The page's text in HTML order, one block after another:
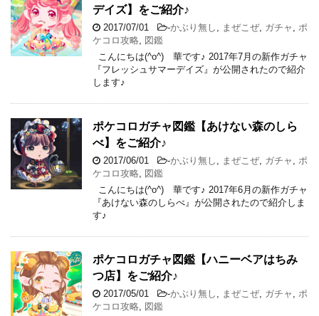
デイズ】をご紹介♪
2017/07/01 -かぶり無し まぜこぜ, ガチャ
ポ
ケコロ攻略
図鑑
こんにちは(^o^) 華です♪ 2017年7月の新作ガチャ
『フレッシュサマーデイズ』が公開されたので紹介
します♪
ポケコロガチャ図鑑【あけない森のしら
べ】をご紹介♪
2017/06/01 -かぶり無し まぜこぜ, ガチャ
ポ
ケコロ攻略
図鑑
こんにちは(^o^) 華です♪ 2017年6月の新作ガチャ
『あけない森のしらべ』が公開されたので紹介しま
す♪
ポケコロガチャ図鑑【ハニーベアはちみ
つ店】をご紹介♪
2017/05/01 -かぶり無し まぜこぜ, ガチャ
ポ
ケコロ攻略
図鑑